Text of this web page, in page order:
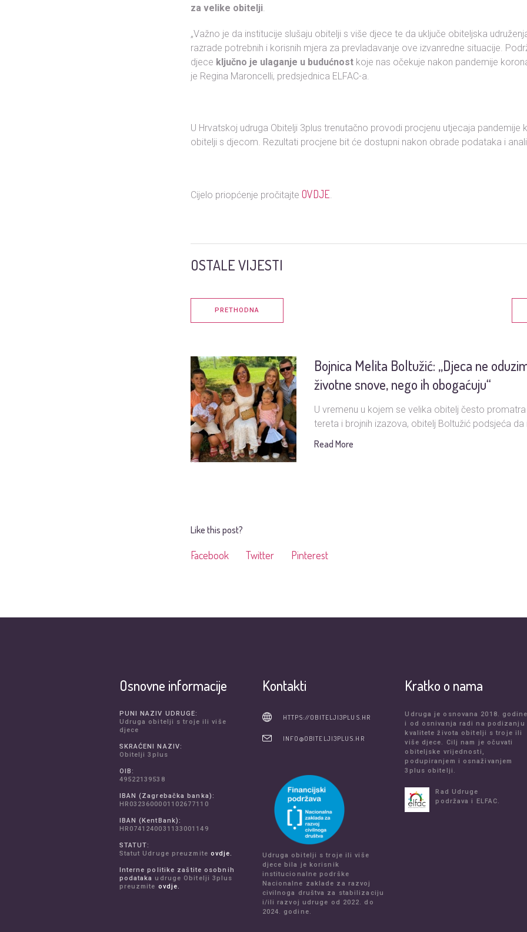
za velike obitelji.
„Važno je da institucije slušaju obitelji s više djece te da uključe obiteljska
razrade potrebnih i korisnih mjera za prevladavanje ove izvanredne situacije.
djece ključno je ulaganje u budućnost koje nas očekuje nakon pandemije
je Regina Maroncelli, predsjednica ELFAC-a.
U Hrvatskoj udruga Obitelji 3plus trenutačno provodi procjenu utjecaja pandemije
obitelji s djecom. Rezultati procjene bit će dostupni nakon obrade podataka i
Cijelo priopćenje pročitajteOVDJE.
OSTALE VIJESTI
PRETHODNA
Bojnica Melita Boltužić: „Djeca ne
životne snove, nego ih obogaćuju“
U vremenu u kojem se velika obitelj često
tereta i brojnih izazova, obitelj Boltužić podsjeća da
Read More
Like this post?
Facebook Twitter Pinterest
Osnovne informacije
PUNI NAZIV UDRUGE:
Udruga obitelji s troje ili više
djece
SKRAĆENI NAZIV:
Obitelji 3plus
OIB:
49522139538
IBAN (Zagrebačka banka):
HR0323600001102677110
IBAN (KentBank):
HR0741240031133001149
STATUT:
Statut Udruge preuzmite ovdje.
Interne politike zaštite osobnih
podataka udruge Obitelji 3plus
preuzmite ovdje.
Kontakti
HTTPS://OBITELJI3PLUS.HR
INFO@OBITELJI3PLUS.HR
Udruga obitelji s troje ili više
djece bila je korisnik
institucionalne podrške
Nacionalne zaklade za razvoj
civilnoga društva za stabilizaciju
i/ili razvoj udruge od 2022. do
2024. godine.
Kratko o nama
Udruga je osnovana 2018. godine
i od osnivanja radi na podizanju
kvalitete života obitelji s troje ili
više djece. Cilj nam je očuvati
obiteljske vrijednosti,
podupiranjem i osnaživanjem
3plus obitelji.
Rad Udruge
podržava i ELFAC.